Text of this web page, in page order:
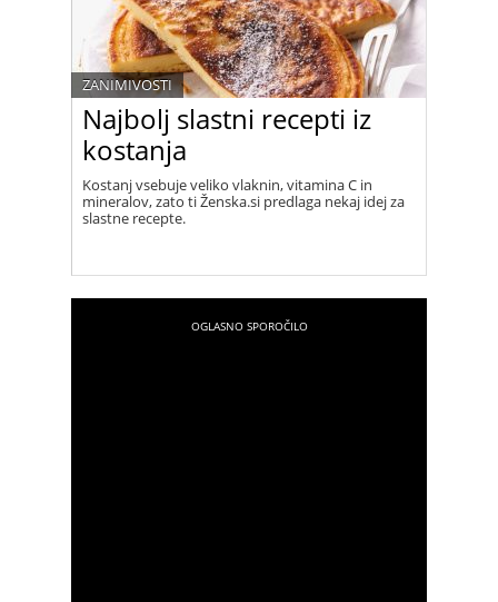
Najbolj slastni recepti iz
kostanja
ZANIMIVOSTI
Kostanj vsebuje veliko vlaknin, vitamina C in
mineralov, zato ti Ženska.si predlaga nekaj idej za
slastne recepte.